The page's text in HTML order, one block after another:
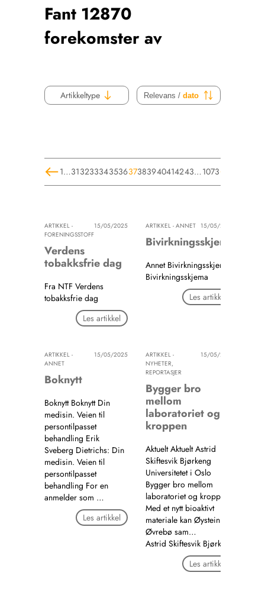
Fant 12870
forekomster av
Artikkeltype Relevans / dato
1…31323334353637383940414243…1073
ARTIKKEL -
FORENINGSSTOFF
15/05/2025
Verdens
tobakksfrie dag
Fra NTF Verdens
tobakksfrie dag
Les artikkel
ARTIKKEL - ANNET 15/05/2025
Bivirkningsskjema
Annet Bivirkningsskjema
Bivirkningsskjema
Les artikkel
ARTIKKEL -
ANNET
15/05/2025
Boknytt
Boknytt Boknytt Din
medisin. Veien til
persontilpasset
behandling Erik
Sveberg Dietrichs: Din
medisin. Veien til
persontilpasset
behandling For en
anmelder som …
Les artikkel
ARTIKKEL -
NYHETER,
REPORTASJER
15/05/2025
Bygger bro
mellom
laboratoriet og
kroppen
Aktuelt Aktuelt Astrid
Skiftesvik Bjørkeng
Universitetet i Oslo
Bygger bro mellom
laboratoriet og kroppen
Med et nytt bioaktivt
materiale kan Øystein
Øvrebø sam…
Astrid Skiftesvik Bjørkeng
Les artikkel